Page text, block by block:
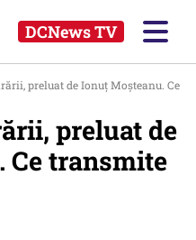
DCNews TV
preluat de Ionuț Moșteanu. Ce
preluat de
Ce transmite